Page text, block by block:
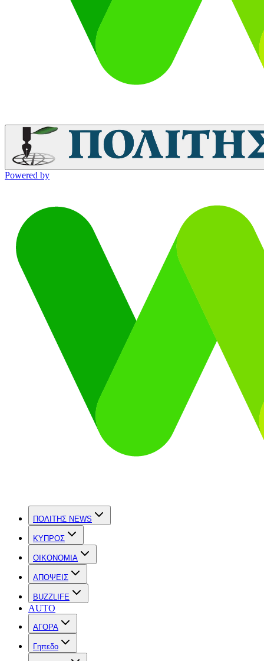
Powered by
ΠΟΛΙΤΗΣ NEWS
ΚΥΠΡΟΣ
OIKONOMIA
ΑΠΟΨΕΙΣ
BUZZLIFE
AUTO
ΑΓΟΡΑ
Γηπεδο